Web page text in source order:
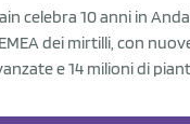
celebra 10 anni in
dei mirtilli, con
e 14 milioni di